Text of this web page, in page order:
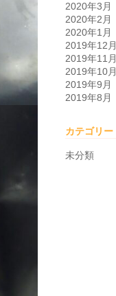
2020年3月
2020年2月
2020年1月
2019年12月
2019年11月
2019年10月
2019年9月
2019年8月
カテゴリー
未分類